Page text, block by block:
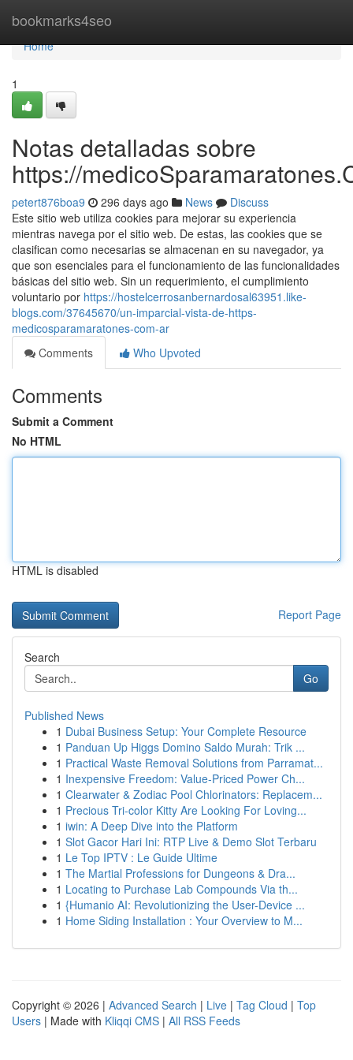
bookmarks4seo
Home
Home
1
Notas detalladas sobre
https://
petert876boa9 296 days ago News
Discuss
Este sitio web utiliza cookies para mejorar su experiencia
mientras navega por el sitio web. De estas, las cookies que se
clasifican como necesarias se almacenan en su navegador, ya
que son esenciales para el funcionamiento de las funcionalidades
básicas del sitio web. Sin un requerimiento, el cumplimiento
voluntario por https://hostelcerrosanbernardosal63951.like-
blogs.com/37645670/un-imparcial-vista-de-https-
medicosparamaratones-com-ar
Comments
Who Upvoted
Comments
Submit a Comment
No HTML
HTML is disabled
Report Page
Search
Go
Published News
1 Dubai Business Setup: Your Complete Resource
1 Panduan Up Higgs Domino Saldo Murah: Trik ...
1 Practical Waste Removal Solutions from Parramat...
1 Inexpensive Freedom: Value-Priced Power Ch...
1 Clearwater & Zodiac Pool Chlorinators: Replacem...
1 Precious Tri-color Kitty Are Looking For Loving...
1 iwin: A Deep Dive into the Platform
1 Slot Gacor Hari Ini: RTP Live & Demo Slot Terbaru
1 Le Top IPTV : Le Guide Ultime
1 The Martial Professions for Dungeons & Dra...
1 Locating to Purchase Lab Compounds Via th...
1 {Humanio AI: Revolutionizing the User-Device ...
1 Home Siding Installation : Your Overview to M...
Copyright © 2026 | Advanced Search | Live | Tag Cloud | Top
Users | Made with Kliqqi CMS | All RSS Feeds